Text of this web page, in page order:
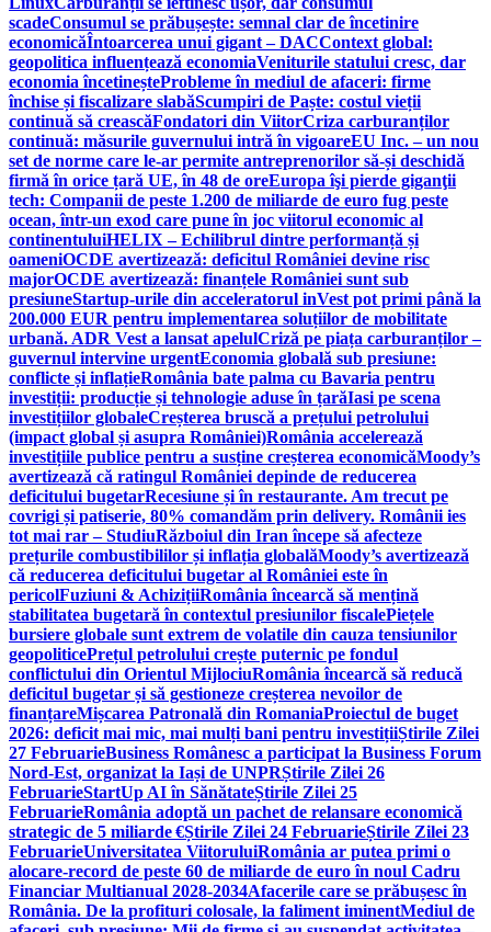
scadeConsumul se prăbușește: semnal clar de încetinire
economicăÎntoarcerea unui gigant – DACContext global:
geopolitica influențează economiaVeniturile statului cresc, dar
economia încetineșteProbleme în mediul de afaceri: firme
închise și fiscalizare slabăScumpiri de Paște: costul vieții
continuă să creascăFondatori din ViitorCriza carburanților
continuă: măsurile guvernului intră în vigoareEU Inc. – un nou
set de norme care le-ar permite antreprenorilor să-și deschidă
firmă în orice țară UE, în 48 de oreEuropa îşi pierde giganţii
tech: Companii de peste 1.200 de miliarde de euro fug peste
ocean, într-un exod care pune în joc viitorul economic al
continentuluiHELIX – Echilibrul dintre performanță și
oameniOCDE avertizează: deficitul României devine risc
majorOCDE avertizează: finanțele României sunt sub
presiuneStartup-urile din acceleratorul inVest pot primi până la
200.000 EUR pentru implementarea soluțiilor de mobilitate
urbană. ADR Vest a lansat apelulCriză pe piața carburanților –
guvernul intervine urgentEconomia globală sub presiune:
conflicte și inflațieRomânia bate palma cu Bavaria pentru
investiții: producție și tehnologie aduse în țarăIasi pe scena
investițiilor globaleCreșterea bruscă a prețului petrolului
(impact global și asupra României)România accelerează
investițiile publice pentru a susține creșterea economicăMoody’s
avertizează că ratingul României depinde de reducerea
deficitului bugetarRecesiune și în restaurante. Am trecut pe
covrigi și patiserie, 80% comandăm prin delivery. Românii ies
tot mai rar – StudiuRăzboiul din Iran începe să afecteze
prețurile combustibililor și inflația globalăMoody’s avertizează
că reducerea deficitului bugetar al României este în
pericolFuziuni & AchizițiiRomânia încearcă să mențină
stabilitatea bugetară în contextul presiunilor fiscalePiețele
bursiere globale sunt extrem de volatile din cauza tensiunilor
geopoliticePrețul petrolului crește puternic pe fondul
conflictului din Orientul MijlociuRomânia încearcă să reducă
deficitul bugetar și să gestioneze creșterea nevoilor de
finanțareMișcarea Patronală din RomaniaProiectul de buget
2026: deficit mai mic, mai mulți bani pentru investițiiȘtirile Zilei
27 FebruarieBusiness Românesc a participat la Business Forum
Nord-Est, organizat la Iași de UNPRȘtirile Zilei 26
FebruarieStartUp AI în SănătateȘtirile Zilei 25
FebruarieRomânia adoptă un pachet de relansare economică
strategic de 5 miliarde €Știrile Zilei 24 FebruarieȘtirile Zilei 23
FebruarieUniversitatea ViitoruluiRomânia ar putea primi o
alocare-record de peste 60 de miliarde de euro în noul Cadru
Financiar Multianual 2028-2034Afacerile care se prăbușesc în
România. De la profituri colosale, la faliment iminentMediul de